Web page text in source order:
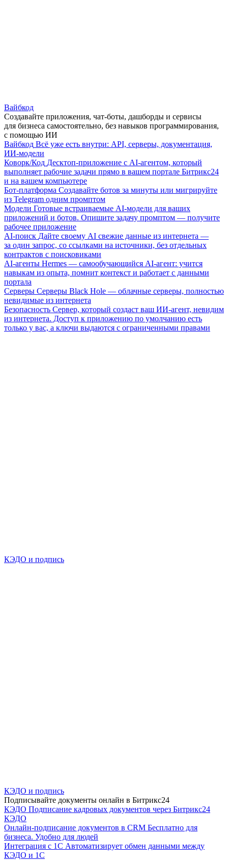
Вайбкод
Создавайте приложения, чат-боты, дашборды и сервисы
для бизнеса самостоятельно, без навыков программирования,
с помощью ИИ
Вайбкод Всё уже есть внутри: API, серверы, документация,
ИИ-модели
Коворк/Код Десктоп-приложение с AI-агентом, который
выполняет рабочие задачи прямо в вашем портале Битрикс24
и на вашем компьютере
Бот-платформа Создавайте ботов за минуты или мигрируйте
из Telegram одним промптом
Модели Готовые встраиваемые AI-модели для ваших
приложений и ботов. Опишите задачу промптом — получите
рабочее приложение
AI-поиск Дайте своему AI свежие данные из интернета —
за один запрос, со ссылками на источники, без отдельных
контрактов с поисковиками
AI-агенты Hermes — самообучающийся AI-агент: учится
навыкам из опыта, помнит контекст и работает с данными
портала
Серверы Серверы Black Hole — облачные серверы, полностью
невидимые из интернета
Безопасность Сервер, который создаст ваш ИИ-агент, невидим
из интернета. Доступ к приложению по умолчанию есть
только у вас, а ключи выдаются с ограниченными правами
КЭДО и подпись
КЭДО и подпись
Подписывайте документы онлайн в Битрикс24
КЭДО Подписание кадровых документов через Битрикс24
КЭДО
Онлайн-подписание документов в CRM Бесплатно для
бизнеса. Удобно для людей
Интеграция с 1С Автоматизирует обмен данными между
КЭДО и 1С